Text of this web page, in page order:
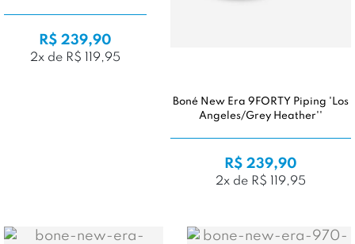
R$ 239,90
2x de R$ 119,95
Boné New Era 9FORTY Piping 'Los
Angeles/Grey Heather''
R$ 239,90
2x de R$ 119,95